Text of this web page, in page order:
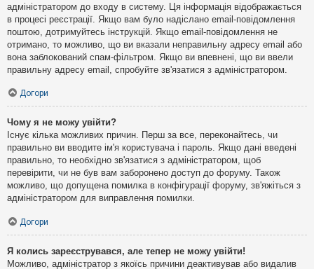
адміністратором до входу в систему. Ця інформація відображається
в процесі реєстрації. Якщо вам було надіслано email-повідомлення
поштою, дотримуйтесь інструкцій. Якщо email-повідомлення не
отримано, то можливо, що ви вказали неправильну адресу email або
вона заблокований спам-фільтром. Якщо ви впевнені, що ви ввели
правильну адресу email, спробуйте зв'язатися з адміністратором.
Догори
Чому я не можу увійти?
Існує кілька можливих причин. Перш за все, переконайтесь, чи
правильно ви вводите ім'я користувача і пароль. Якщо дані введені
правильно, то необхідно зв'язатися з адміністратором, щоб
перевірити, чи не був вам заборонено доступ до форуму. Також
можливо, що допущена помилка в конфігурації форуму, зв'яжіться з
адміністратором для виправлення помилки.
Догори
Я колись зареєструвався, але тепер не можу увійти!
Можливо, адміністратор з якоїсь причини деактивував або видалив